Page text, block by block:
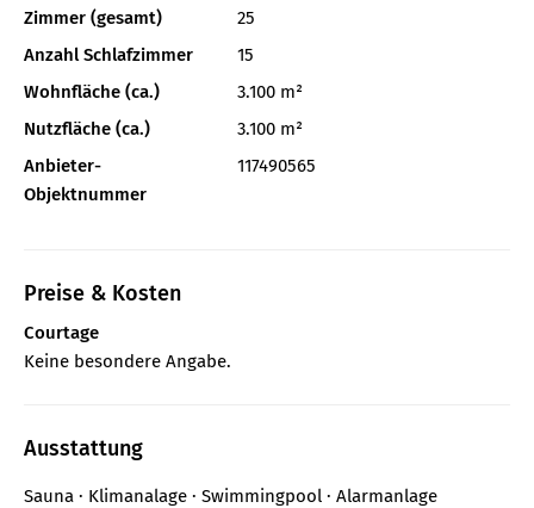
Zimmer (gesamt)
25
Anzahl Schlafzimmer
15
Wohnfläche (ca.)
3.100 m²
Nutzfläche (ca.)
3.100 m²
Anbieter-
Objektnummer
117490565
Preise & Kosten
Courtage
Keine besondere Angabe.
Ausstattung
Sauna Klimanalage Swimmingpool Alarmanlage